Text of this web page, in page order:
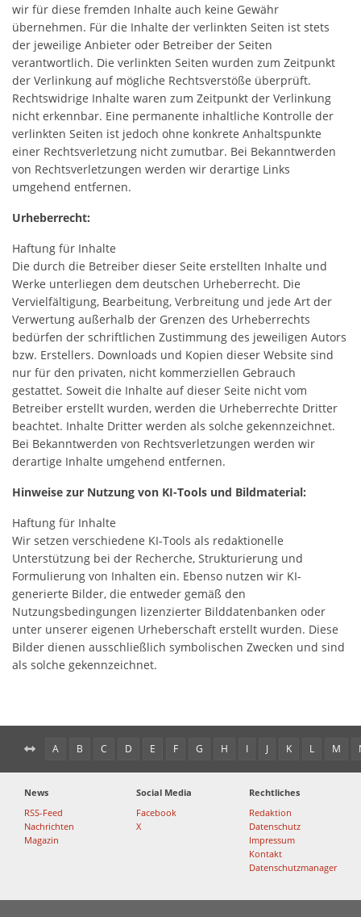
wir für diese fremden Inhalte auch keine Gewähr
übernehmen. Für die Inhalte der verlinkten Seiten ist stets
der jeweilige Anbieter oder Betreiber der Seiten
verantwortlich. Die verlinkten Seiten wurden zum Zeitpunkt
der Verlinkung auf mögliche Rechtsverstöße überprüft.
Rechtswidrige Inhalte waren zum Zeitpunkt der Verlinkung
nicht erkennbar. Eine permanente inhaltliche Kontrolle der
verlinkten Seiten ist jedoch ohne konkrete Anhaltspunkte
einer Rechtsverletzung nicht zumutbar. Bei Bekanntwerden
von Rechtsverletzungen werden wir derartige Links
umgehend entfernen.
Urheberrecht:
Haftung für Inhalte
Die durch die Betreiber dieser Seite erstellten Inhalte und
Werke unterliegen dem deutschen Urheberrecht. Die
Vervielfältigung, Bearbeitung, Verbreitung und jede Art der
Verwertung außerhalb der Grenzen des Urheberrechts
bedürfen der schriftlichen Zustimmung des jeweiligen Autors
bzw. Erstellers. Downloads und Kopien dieser Website sind
nur für den privaten, nicht kommerziellen Gebrauch
gestattet. Soweit die Inhalte auf dieser Seite nicht vom
Betreiber erstellt wurden, werden die Urheberrechte Dritter
beachtet. Inhalte Dritter werden als solche gekennzeichnet.
Bei Bekanntwerden von Rechtsverletzungen werden wir
derartige Inhalte umgehend entfernen.
Hinweise zur Nutzung von KI-Tools und Bildmaterial:
Haftung für Inhalte
Wir setzen verschiedene KI-Tools als redaktionelle
Unterstützung bei der Recherche, Strukturierung und
Formulierung von Inhalten ein. Ebenso nutzen wir KI-
generierte Bilder, die entweder gemäß den
Nutzungsbedingungen lizenzierter Bilddatenbanken oder
unter unserer eigenen Urheberschaft erstellt wurden. Diese
Bilder dienen ausschließlich symbolischen Zwecken und sind
als solche gekennzeichnet.
A B C D E F G H I J K L M
News
RSS-Feed
Nachrichten
Magazin
Social Media
Facebook
X
Rechtliches
Redaktion
Datenschutz
Impressum
Kontakt
Datenschutzmanager